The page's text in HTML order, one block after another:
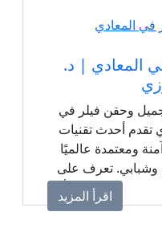
المعادي | د.
وحقن فيلر في
تقدم أحدث تقنيات
ومعتمدة عالميًا
تعرف على
المتوقعة، وأهم
الجلسة.
اقرأ المزيد